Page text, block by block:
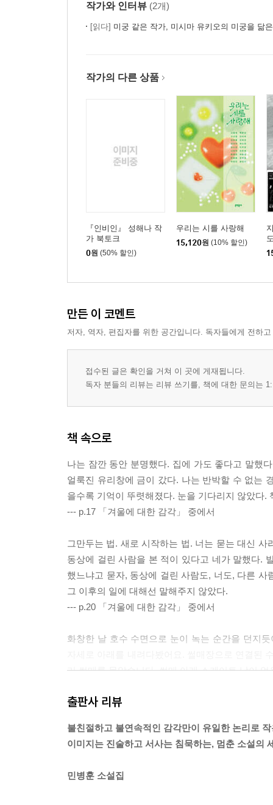
작가와 인터뷰 (2개)
[읽다] 미궁 같은 작가, 미시마 유키오의 미궁을 닮
작가의 다른 상품
『인비인』 성해나 작
가 북토크
0원 (50% 할인)
우리는 시를 사랑해
15,120원 (10% 할인)
만든 이 코멘트
저자, 역자, 편집자를 위한 공간입니다. 독자들에게 전하
접수된 글은 확인을 거쳐 이 곳에 게재됩니다.
독자 분들의 리뷰는 리뷰 쓰기를, 책에 대한 문의는
책 속으로
나는 잠깐 동안 분명했다. 집에 가도 좋다고 말했
얼룩진 유리창에 금이 갔다. 나는 반박할 수 없는
을수록 기억이 뚜렷해졌다. 눈을 기다리지 않았다
--- p.17 「겨울에 대한 감각」 중에서
그만두는 법. 새로 시작하는 법. 너는 묻는 대신
동상에 걸린 사람을 본 적이 있다고 네가 말했다.
했느냐고 묻자, 동상에 걸린 사람도, 너도, 다른
그 이후의 일에 대해선 말해주지 않았다.
--- p.20 「겨울에 대한 감각」 중에서
화창한 날 호수 수면으로 눈이 녹는 순간을 던지
리 썰매를 몰았습니다. 썰매 아래 스케이트 날이
--- p.34~35 「겨울에 대한 감각」 중에서
“밥 먹었어요?” “근데 그거 알아요?” 그는 이곳에
갑자기 떠날 것을 걱정하는 거라면, 그럴 일은 없
비웃을 것 같았다. 그럼 눈덩이인가. 눈덩이에서
출판사 리뷰
불친절하고 불연속적인 감각만이 유일한 논리로
이미지는 진술하고 서사는 침묵하는, 멈춘 소설의
민병훈 소설집